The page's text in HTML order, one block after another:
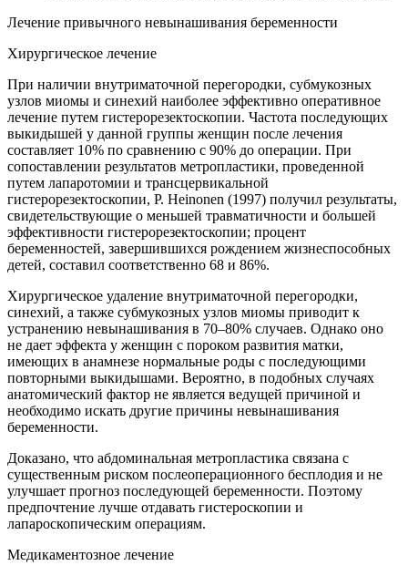
Лечение привычного невынашивания беременности
Хирургическое лечение
При наличии внутриматочной перегородки, субмукозных
узлов миомы и синехий наиболее эффективно оперативное
лечение путем гистерорезектоскопии. Частота последующих
выкидышей у данной группы женщин после лечения
составляет 10% по сравнению с 90% до операции. При
сопоставлении результатов метропластики, проведенной
путем лапаротомии и трансцервикальной
гистерорезектоскопии, Р. Heinonen (1997) получил результаты,
свидетельствующие о меньшей травматичности и большей
эффективности гистерорезектоскопии; процент
беременностей, завершившихся рождением жизнеспособных
детей, составил соответственно 68 и 86%.
Хирургическое удаление внутриматочной перегородки,
синехий, а также субмукозных узлов миомы приводит к
устранению невынашивания в 70–80% случаев. Однако оно
не дает эффекта у женщин с пороком развития матки,
имеющих в анамнезе нормальные роды с последующими
повторными выкидышами. Вероятно, в подобных случаях
анатомический фактор не является ведущей причиной и
необходимо искать другие причины невынашивания
беременности.
Доказано, что абдоминальная метропластика связана с
существенным риском послеоперационного бесплодия и не
улучшает прогноз последующей беременности. Поэтому
предпочтение лучше отдавать гистероскопии и
лапароскопическим операциям.
Медикаментозное лечение